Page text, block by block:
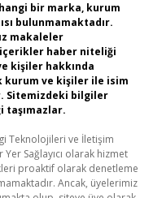
bir marka, kurum
bulunmamaktadır.
makaleler
içerikler haber niteliği
kişiler hakkında
kurum ve kişiler ile isim
Sitemizdeki bilgiler
taşımazlar.
Teknolojileri ve İletişim
Sağlayıcı olarak hizmet
proaktif olarak denetleme
Ancak, üyelerimiz